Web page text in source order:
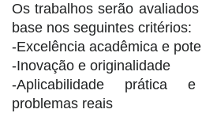
Os trabalhos serão
base nos seguintes critérios:
-Excelência acadêmica e
-Inovação e originalidade
-Aplicabilidade prática
problemas reais